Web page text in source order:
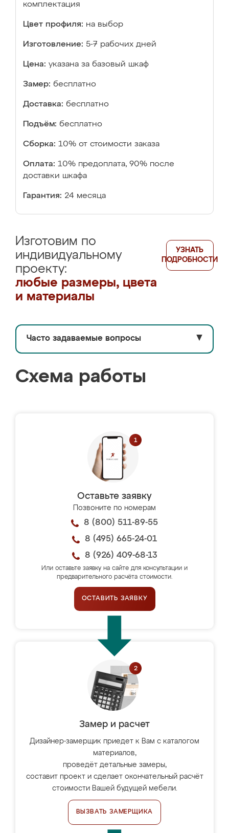
комплектация
Цвет профиля: на выбор
Изготовление: 5-7 рабочих дней
Цена: указана за базовый шкаф
Замер: бесплатно
Доставка: бесплатно
Подъём: бесплатно
Сборка: 10% от стоимости заказа
Оплата: 10% предоплата, 90% после
доставки шкафа
Гарантия: 24 месяца
Изготовим по
индивидуальному
проекту:
любые размеры, цвета
и материалы
УЗНАТЬ
ПОДРОБНОСТИ
Часто задаваемые вопросы ▼
Схема работы
Оставьте заявку
Позвоните по номерам
8 (800) 511-89-55
8 (495) 665-24-01
8 (926) 409-68-13
Или оставьте заявку на сайте для консультации и
предварительного расчёта стоимости.
ОСТАВИТЬ ЗАЯВКУ
Замер и расчет
Дизайнер-замерщик приедет к Вам с каталогом
материалов,
проведёт детальные замеры,
составит проект и сделает окончательный расчёт
стоимости Вашей будущей мебели.
ВЫЗВАТЬ ЗАМЕРЩИКА